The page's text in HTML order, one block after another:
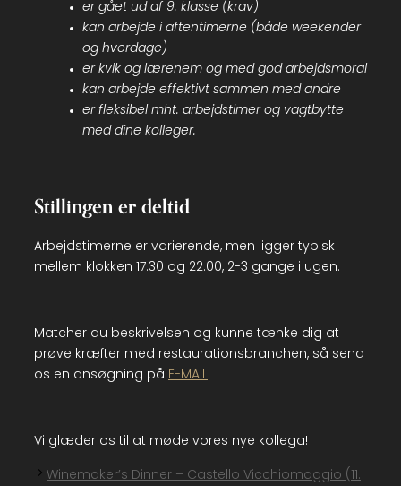
er gået ud af 9. klasse (krav)
kan arbejde i aftentimerne (både weekender
og hverdage)
er kvik og lærenem og med god arbejdsmoral
kan arbejde effektivt sammen med andre
er fleksibel mht. arbejdstimer og vagtbytte
med dine kolleger.
Stillingen er deltid
Arbejdstimerne er varierende, men ligger typisk
mellem klokken 17.30 og 22.00, 2-3 gange i ugen.
Matcher du beskrivelsen og kunne tænke dig at
prøve kræfter med restaurationsbranchen, så send
os en ansøgning på E-MAIL.
Vi glæder os til at møde vores nye kollega!
Winemaker’s Dinner – Castello Vicchiomaggio (11.